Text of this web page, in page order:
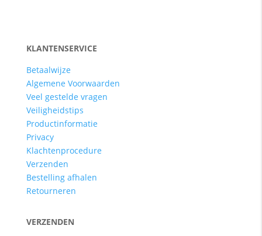
KLANTENSERVICE
Betaalwijze
Algemene Voorwaarden
Veel gestelde vragen
Veiligheidstips
Productinformatie
Privacy
Klachtenprocedure
Verzenden
Bestelling afhalen
Retourneren
VERZENDEN